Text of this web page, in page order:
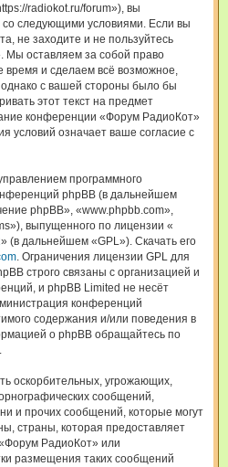
radiokot.ru/forum»), вы
со следующими условиями. Если вы
не заходите и не пользуйтесь
оставляем за собой право
время и сделаем всё возможное,
с вашей стороны было бы
этот текст на предмет
конференции «Форум РадиоКот»
условий означает ваше согласие с
программного
phpBB (в дальнейшем
phpBB», «www.phpbb.com»,
выпущенного по лицензии «
» (в дальнейшем «GPL»). Скачать его
. Ограничения лицензии GPL для
строго связаны с организацией и
и phpBB Limited не несёт
конференций
содержания и/или поведения в
о phpBB обращайтесь по
.
оскорбительных, угрожающих,
сообщений,
и прочих сообщений, которые могут
страны, которая предоставляет
РадиоКот» или
размещения таких сообщений